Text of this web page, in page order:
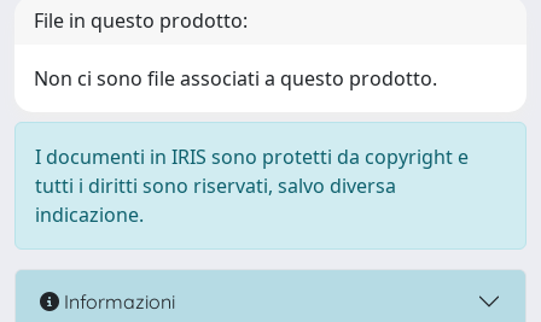
File in questo prodotto:
Non ci sono file associati a questo prodotto.
I documenti in IRIS sono protetti da copyright e
tutti i diritti sono riservati, salvo diversa
indicazione.
Informazioni